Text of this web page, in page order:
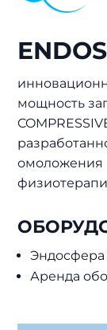
мощность
омоложения
Эндосфера
Аренда